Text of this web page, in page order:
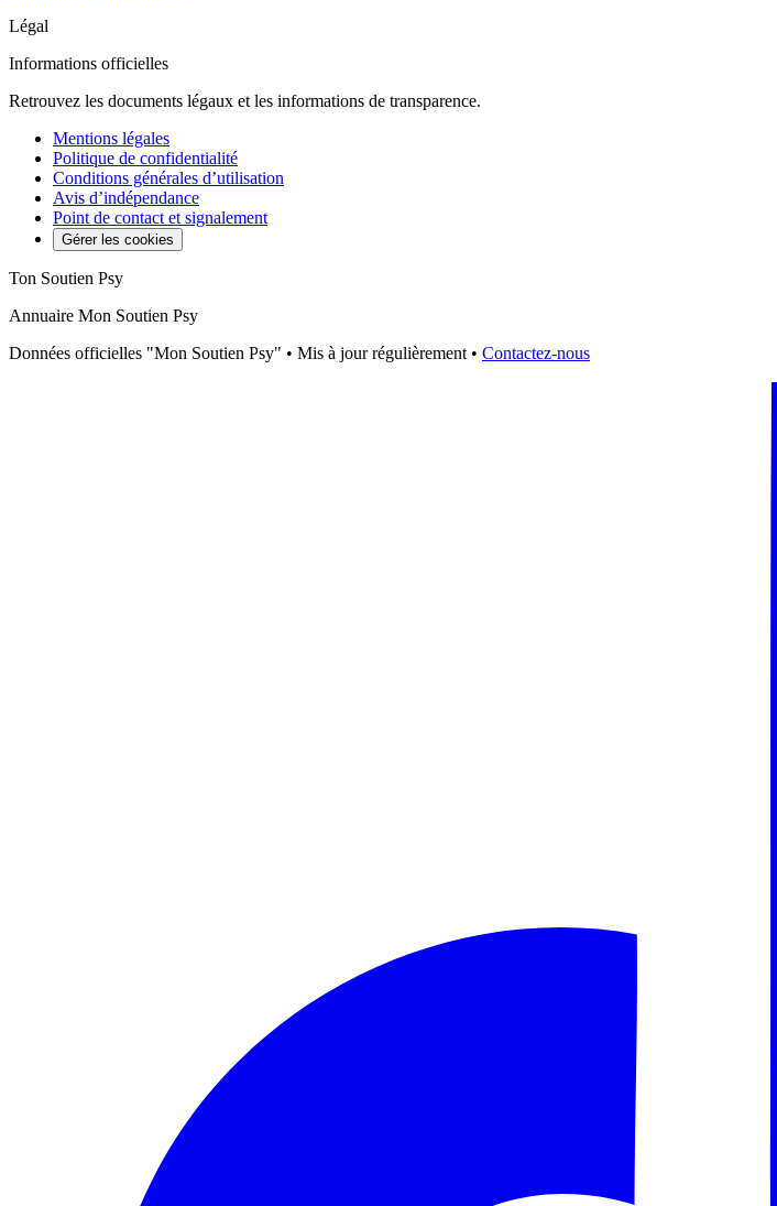
Légal
Informations officielles
Retrouvez les documents légaux et les informations de transparence.
Mentions légales
Politique de confidentialité
Conditions générales d’utilisation
Avis d’indépendance
Point de contact et signalement
Gérer les cookies
Ton Soutien Psy
Annuaire Mon Soutien Psy
Données officielles "Mon Soutien Psy" • Mis à jour régulièrement • Contactez-nous